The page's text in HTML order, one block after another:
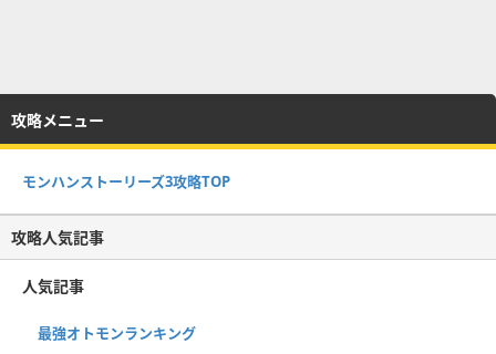
攻略メニュー
モンハンストーリーズ3攻略TOP
攻略人気記事
人気記事
最強オトモンランキング